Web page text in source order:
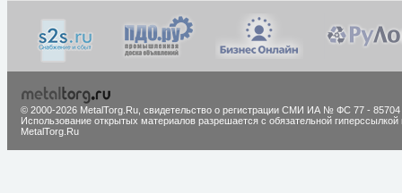
© 2000-2026 MetalTorg.Ru, cвидетельство о регистрации СМИ ИА № ФС 77 - 85704
Использование открытых материалов разрешается с обязательной гиперссылкой
MetalTorg.Ru